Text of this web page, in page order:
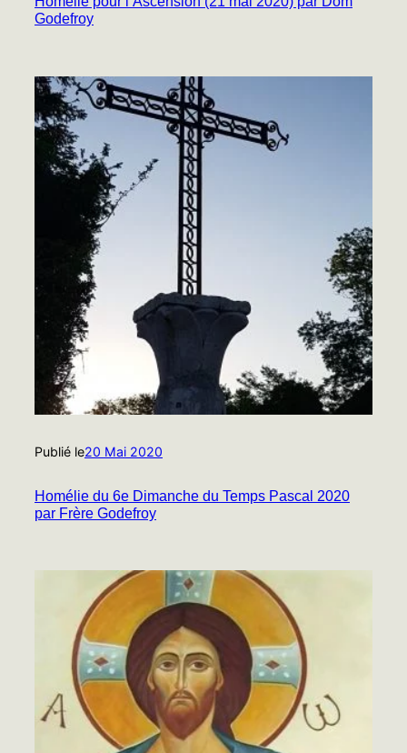
Godefroy
Publié le20 Mai 2020
Homélie du 6e Dimanche du Temps Pascal 2020
par Frère Godefroy